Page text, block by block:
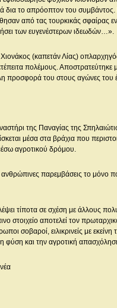
δια το απρόοπτον του
από τας τουρκικάς σφαίρας
των ευγενέστερων ιδεωδών…».
Χιονάκος (καπετάν Λίας)
πολέμους.
προσφορά του στους αγώνες του
της Παναγίας της
μέσα στα βράχια που
αγροτικού δρόμου.
ανθρώπινες παρεμβάσεις το μόνο
τίποτα σε σχέση με άλλους
στοιχείο αποτελεί τον
σοβαροί, ειλικρινείς με εκείνη
φύση και την αγροτική